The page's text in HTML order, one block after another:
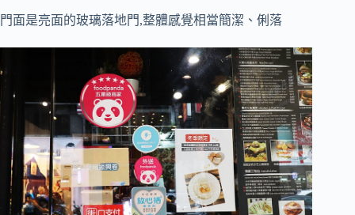
門面是亮面的玻璃落地門,整體感覺相當簡潔、俐落